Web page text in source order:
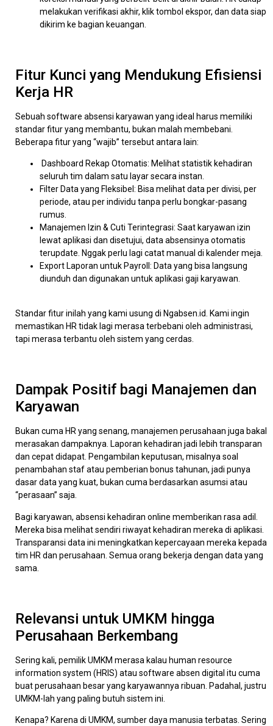
melakukan verifikasi akhir, klik tombol ekspor, dan data siap
dikirim ke bagian keuangan.
Fitur Kunci yang Mendukung Efisiensi
Kerja HR
Sebuah software absensi karyawan yang ideal harus memiliki
standar fitur yang membantu, bukan malah membebani.
Beberapa fitur yang “wajib” tersebut antara lain:
Dashboard Rekap Otomatis: Melihat statistik kehadiran
seluruh tim dalam satu layar secara instan.
Filter Data yang Fleksibel: Bisa melihat data per divisi, per
periode, atau per individu tanpa perlu bongkar-pasang
rumus.
Manajemen Izin & Cuti Terintegrasi: Saat karyawan izin
lewat aplikasi dan disetujui, data absensinya otomatis
terupdate. Nggak perlu lagi catat manual di kalender meja.
Export Laporan untuk Payroll: Data yang bisa langsung
diunduh dan digunakan untuk aplikasi gaji karyawan.
Standar fitur inilah yang kami usung di Ngabsen.id. Kami ingin
memastikan HR tidak lagi merasa terbebani oleh administrasi,
tapi merasa terbantu oleh sistem yang cerdas.
Dampak Positif bagi Manajemen dan
Karyawan
Bukan cuma HR yang senang, manajemen perusahaan juga bakal
merasakan dampaknya. Laporan kehadiran jadi lebih transparan
dan cepat didapat. Pengambilan keputusan, misalnya soal
penambahan staf atau pemberian bonus tahunan, jadi punya
dasar data yang kuat, bukan cuma berdasarkan asumsi atau
“perasaan” saja.
Bagi karyawan, absensi kehadiran online memberikan rasa adil.
Mereka bisa melihat sendiri riwayat kehadiran mereka di aplikasi.
Transparansi data ini meningkatkan kepercayaan mereka kepada
tim HR dan perusahaan. Semua orang bekerja dengan data yang
sama.
Relevansi untuk UMKM hingga
Perusahaan Berkembang
Sering kali, pemilik UMKM merasa kalau human resource
information system (HRIS) atau software absen digital itu cuma
buat perusahaan besar yang karyawannya ribuan. Padahal, justru
UMKM-lah yang paling butuh sistem ini.
Kenapa? Karena di UMKM, sumber daya manusia terbatas. Sering